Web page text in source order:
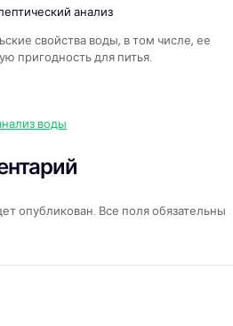
анализ
свойства воды, в том числе, ее
пригодность для питья.
воды
опубликован. Все поля обязательны